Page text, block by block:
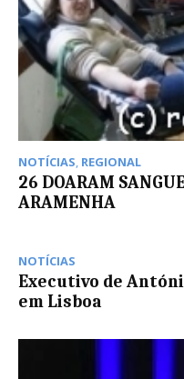
NOTÍCIAS REGIONAL
26 DOARAM
ARAMENHA
NOTÍCIAS
Executivo de
em Lisboa